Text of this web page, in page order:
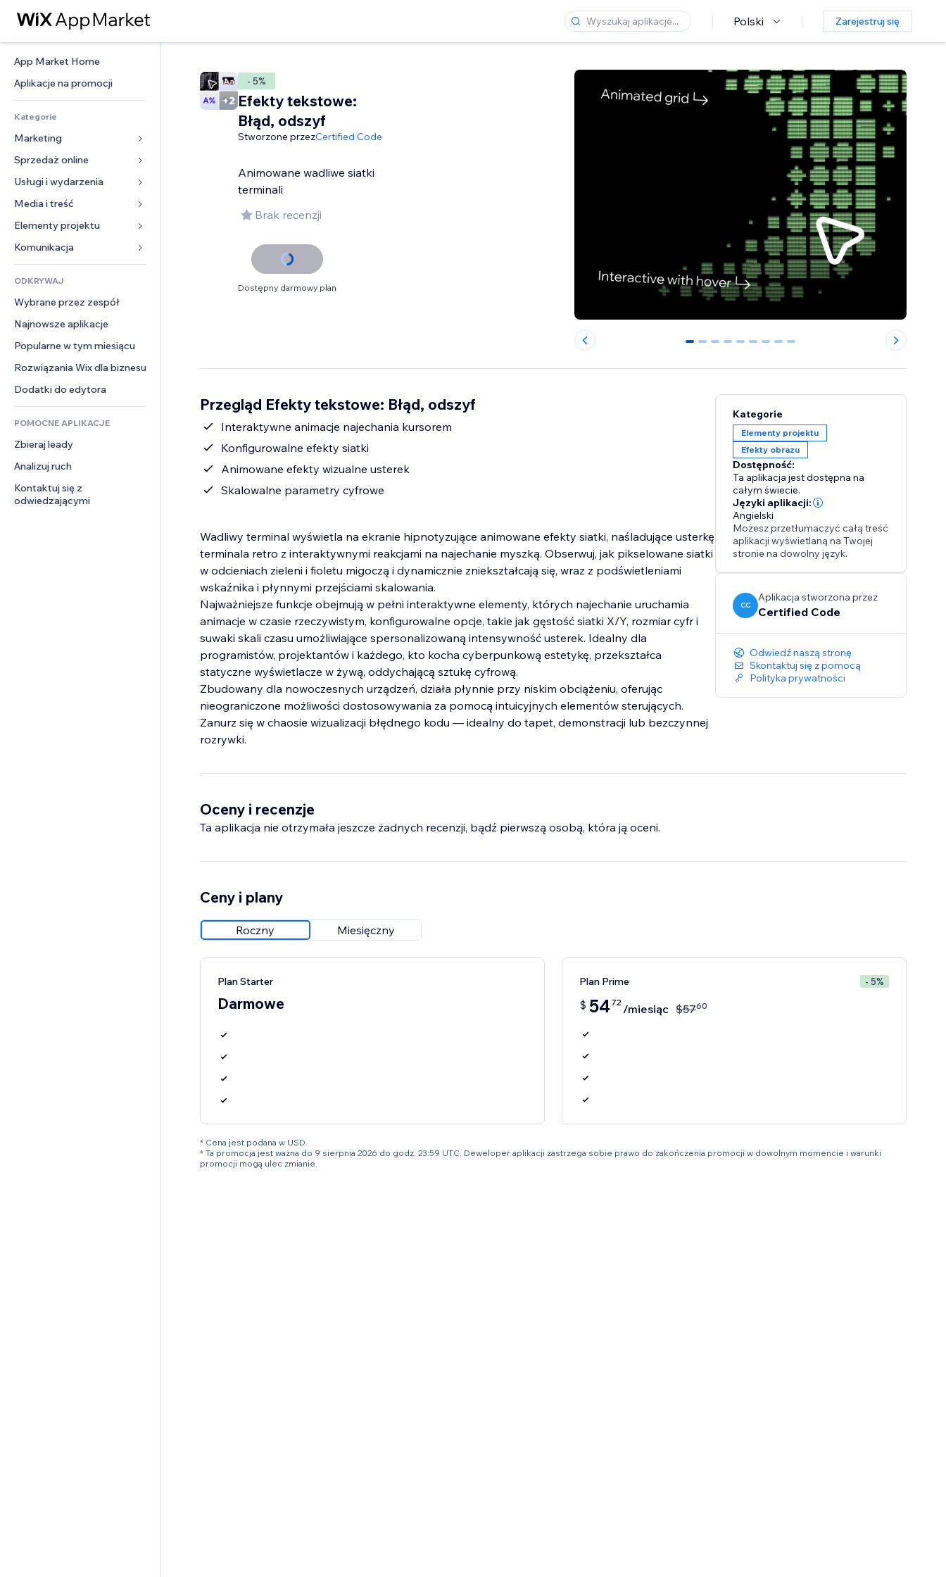
Polski Zarejestruj się
App Market Home
Aplikacje na promocji
Kategorie
Marketing
Reklamy
Smartfon
Analityka
Listy witryn
E-mail
Sprzedaż online
Aplikacje do sklepów
Wysyłka i dostawa
Przyciski sprzedaży
Rachunkowość
Kupony i lojalność
Rozwiązania dla
magazynowania
Dropshipping
Ceny i subskrypcja
Crowdfunding
Żywność i napoje
Usługi i wydarzenia
Hotele
Wydarzenia
Restauracje
Nieruchomości
Rezerwacje
Media i treść
Galeria
Muzyka
Podkasty
Fotografia
Film
PDF
Udostępnianie plików
Wiadomości
Elementy projektu
Mapy i nawigacja
Prywatność i bezpieczeństwo
Zegar
Szablony stron
Efekty obrazu
Przyciski i menu
Banery i odznaki
Kalkulatory
Szukaj
Pogoda
Wykresy i tabele
Formularze
Ankiety
Czat
Komentarze
Telefon
Społeczność
Opinie i polecenia
CRM
ODKRYWAJ
Wybrane przez zespół
Najnowsze aplikacje
Popularne w tym miesiącu
Rozwiązania Wix dla biznesu
Dodatki do edytora
POMOCNE APLIKACJE
Zbieraj leady
Analizuj ruch
Kontaktuj się z
odwiedzającymi
- 5%
Efekty tekstowe:
Błąd, odszyf
Stworzone przezCertified Code
Animowane wadliwe siatki
terminali
Brak recenzji
Dostępny darmowy plan
0 1 2 3 4 5 6 7 8
Przegląd Efekty tekstowe: Błąd, odszyf
Interaktywne animacje najechania kursorem
Konfigurowalne efekty siatki
Animowane efekty wizualne usterek
Skalowalne parametry cyfrowe
Wadliwy terminal wyświetla na ekranie hipnotyzujące animowane efekty siatki, naśladujące usterkę
terminala retro z interaktywnymi reakcjami na najechanie myszką. Obserwuj, jak pikselowane siatki
w odcieniach zieleni i fioletu migoczą i dynamicznie zniekształcają się, wraz z podświetleniami
wskaźnika i płynnymi przejściami skalowania.
Najważniejsze funkcje obejmują w pełni interaktywne elementy, których najechanie uruchamia
animacje w czasie rzeczywistym, konfigurowalne opcje, takie jak gęstość siatki X/Y, rozmiar cyfr i
suwaki skali czasu umożliwiające spersonalizowaną intensywność usterek. Idealny dla
programistów, projektantów i każdego, kto kocha cyberpunkową estetykę, przekształca
statyczne wyświetlacze w żywą, oddychającą sztukę cyfrową.
Zbudowany dla nowoczesnych urządzeń, działa płynnie przy niskim obciążeniu, oferując
nieograniczone możliwości dostosowywania za pomocą intuicyjnych elementów sterujących.
Zanurz się w chaosie wizualizacji błędnego kodu — idealny do tapet, demonstracji lub bezczynnej
rozrywki.
Kategorie
Elementy projektu
Efekty obrazu
Dostępność:
Ta aplikacja jest dostępna na
całym świecie.
Języki aplikacji:
Angielski
Możesz przetłumaczyć całą treść
aplikacji wyświetlaną na Twojej
stronie na dowolny język.
CC
Aplikacja stworzona przez
Certified Code
Odwiedź naszą stronę
Skontaktuj się z pomocą
Polityka prywatności
Oceny i recenzje
Ta aplikacja nie otrzymała jeszcze żadnych recenzji, bądź pierwszą osobą, która ją oceni.
Ceny i plany
Roczny Miesięczny
Plan Starter
Darmowe
Plan Prime - 5%
$ 54 72 /miesiąc $5760
* Cena jest podana w USD.
* Ta promocja jest ważna do 9 sierpnia 2026 do godz. 23:59 UTC. Deweloper aplikacji zastrzega sobie prawo do zakończenia promocji w dowolnym momencie i warunki
promocji mogą ulec zmianie.